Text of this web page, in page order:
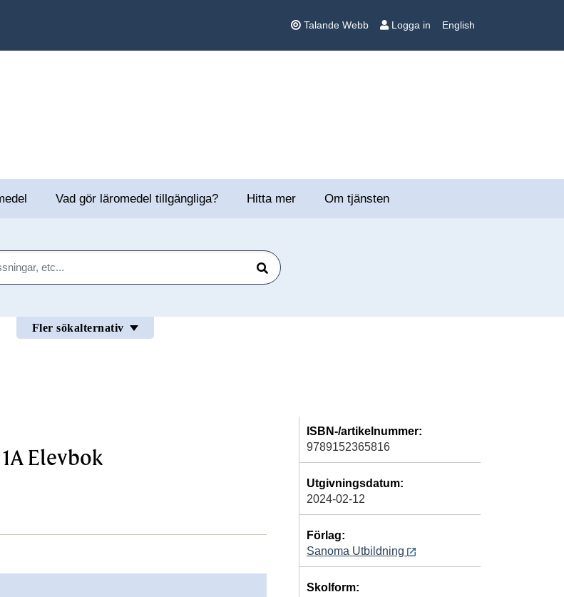
Talande Webb Logga in English
Vad gör läromedel tillgängliga? Hitta mer Om tjänsten
Sök
Fler sökalternativ
Elevbok
ISBN-/artikelnummer:
9789152365816
Utgivningsdatum:
2024-02-12
Förlag:
Sanoma Utbildning
Skolform: